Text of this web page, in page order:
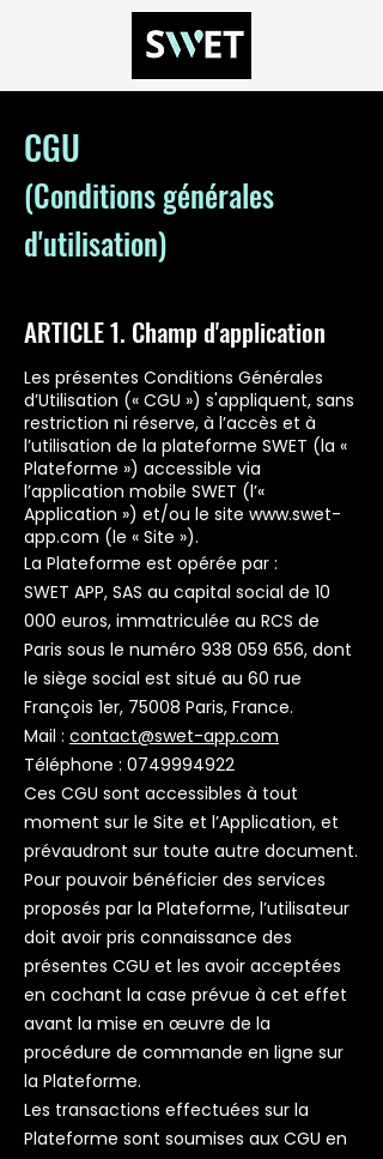
CGU
(Conditions générales
d'utilisation)
ARTICLE 1. Champ d'application
Les présentes Conditions Générales
d’Utilisation (« CGU ») s'appliquent, sans
restriction ni réserve, à l’accès et à
l’utilisation de la plateforme SWET (la «
Plateforme ») accessible via
l’application mobile SWET (l’«
Application ») et/ou le site www.swet-
app.com (le « Site »).
La Plateforme est opérée par :
SWET APP, SAS au capital social de 10
000 euros, immatriculée au RCS de
Paris sous le numéro 938 059 656, dont
le siège social est situé au 60 rue
François 1er, 75008 Paris, France.
Mail : contact@swet-app.com
Téléphone : 0749994922
Ces CGU sont accessibles à tout
moment sur le Site et l’Application, et
prévaudront sur toute autre document.
Pour pouvoir bénéficier des services
proposés par la Plateforme, l’utilisateur
doit avoir pris connaissance des
présentes CGU et les avoir acceptées
en cochant la case prévue à cet effet
avant la mise en œuvre de la
procédure de commande en ligne sur
la Plateforme.
Les transactions effectuées sur la
Plateforme sont soumises aux CGU en